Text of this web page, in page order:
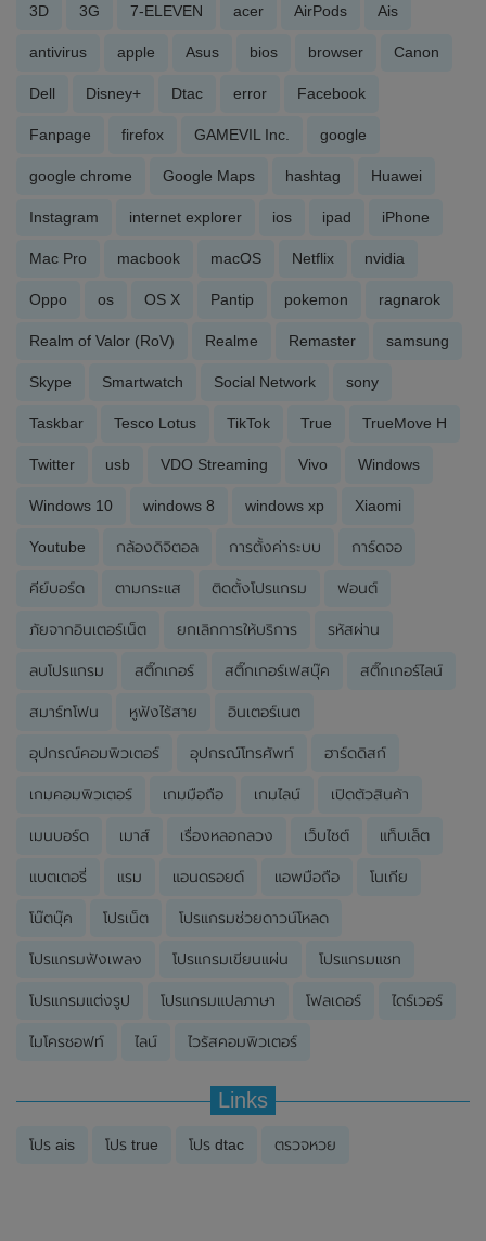
3D 3G 7-ELEVEN acer AirPods Ais
antivirus apple Asus bios browser Canon
Dell Disney+ Dtac error Facebook
Fanpage firefox GAMEVIL Inc. google
google chrome Google Maps hashtag Huawei
Instagram internet explorer ios ipad iPhone
Mac Pro macbook macOS Netflix nvidia
Oppo os OS X Pantip pokemon ragnarok
Realm of Valor (RoV) Realme Remaster samsung
Skype Smartwatch Social Network sony
Taskbar Tesco Lotus TikTok True TrueMove H
Twitter usb VDO Streaming Vivo Windows
Windows 10 windows 8 windows xp Xiaomi
Youtube กล้องดิจิตอล การตั้งค่าระบบ การ์ดจอ
คีย์บอร์ด ตามกระแส ติดตั้งโปรแกรม ฟอนต์
ภัยจากอินเตอร์เน็ต ยกเลิกการให้บริการ รหัสผ่าน
ลบโปรแกรม สติ๊กเกอร์ สติ๊กเกอร์เฟสบุ๊ค สติ๊กเกอร์ไลน์
สมาร์ทโฟน หูฟังไร้สาย อินเตอร์เนต
อุปกรณ์คอมพิวเตอร์ อุปกรณ์โทรศัพท์ ฮาร์ดดิสก์
เกมคอมพิวเตอร์ เกมมือถือ เกมไลน์ เปิดตัวสินค้า
เมนบอร์ด เมาส์ เรื่องหลอกลวง เว็บไซต์ แท็บเล็ต
แบตเตอรี่ แรม แอนดรอยด์ แอพมือถือ โนเกีย
โน๊ตบุ๊ค โปรเน็ต โปรแกรมช่วยดาวน์โหลด
โปรแกรมฟังเพลง โปรแกรมเขียนแผ่น โปรแกรมแชท
โปรแกรมแต่งรูป โปรแกรมแปลภาษา โฟลเดอร์ ไดร์เวอร์
ไมโครซอฟท์ ไลน์ ไวรัสคอมพิวเตอร์
Links
โปร ais โปร true โปร dtac ตรวจหวย